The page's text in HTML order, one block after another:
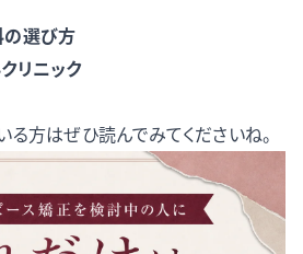
選び方
リニック
る方はぜひ読んでみてくださいね。